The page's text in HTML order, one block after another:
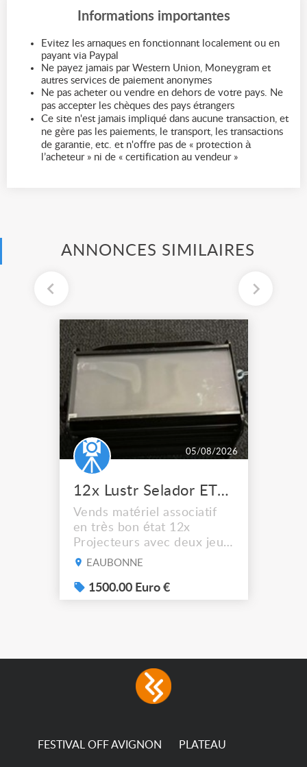
Informations importantes
Evitez les arnaques en fonctionnant localement ou en
payant via Paypal
Ne payez jamais par Western Union, Moneygram et
autres services de paiement anonymes
Ne pas acheter ou vendre en dehors de votre pays. Ne
pas accepter les chèques des pays étrangers
Ce site n'est jamais impliqué dans aucune transaction, et
ne gère pas les paiements, le transport, les transactions
de garantie, etc. et n'offre pas de « protection à
l’acheteur » ni de « certification au vendeur »
ANNONCES SIMILAIRES
05/08/2026
12x Lustr Selador ETC Led 7x colors filtres
Vends matériel associatif
en très bon état 12x
Projecteurs avec deux jeux
de filtre filtre Lustr Selador
system – seven colour
LEDs providing the
consumption The
permanence of a 50,000-
EAUBONNE
1500.00 Euro €
FESTIVAL OFF AVIGNON PLATEAU